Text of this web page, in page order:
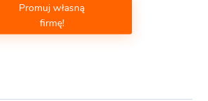
Promuj własną
firmę!